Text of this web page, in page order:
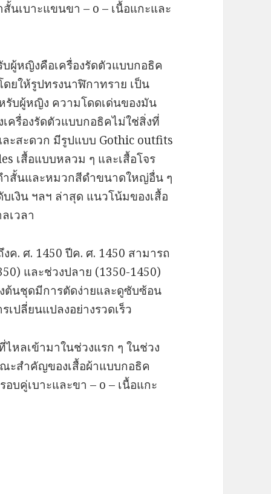
นเบาะแขนขา – o – เนื้อแกะและ
ผู้หญิงคือเครื่องรัดตัวแบบกอธิค
ยให้รูปทรงนาฬิกาทราย เป็น
รับผู้หญิง ความโดดเด่นของมัน
ครื่องรัดตัวแบบกอธิคไม่ใช่สิ่งที่
ะสะดวก มีรูปแบบ Gothic outfits
เสื้อแบบหลวม ๆ และเสื้อโจร
ำสั้นและหมวกสีดำขนาดใหญ่อื่น ๆ
เงิน ฯลฯ ล่าสุด แนวโน้มของเสื้อ
เวลา
ค. ศ. 1450 ปีค. ศ. 1450 สามารถ
และช่วงปลาย (1350-1450)
ต้นชุดมีการตัดง่ายและดูซับซ้อน
ปลี่ยนแปลงอย่างรวดเร็ว
หลเข้ามาในช่วงแรก ๆ ในช่วง
ะสำคัญของเสื้อผ้าแบบกอธิค
บคู่เบาะและขา – o – เนื้อแกะ